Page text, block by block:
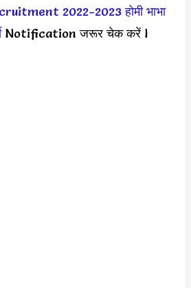
2022-2023 होमी भाभा
Notification जरूर चेक करें l